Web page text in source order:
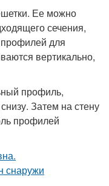
Ее можно
сечения,
профилей для
вертикально,
профиль,
Затем на стену
профилей